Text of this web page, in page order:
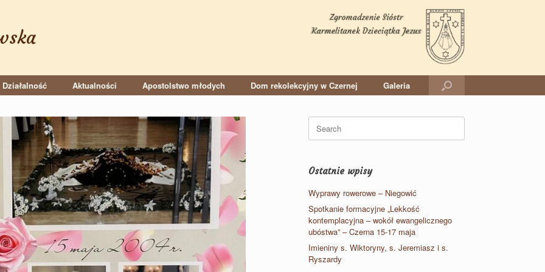
Działalność Aktualności Apostolstwo młodych Dom rekolekcyjny w Czernej Galeria
Search
for:
Ostatnie wpisy
Wyprawy rowerowe – Niegowić
Spotkanie formacyjne „Lekkość
kontemplacyjna – wokół ewangelicznego
ubóstwa” – Czerna 15-17 maja
Imieniny s. Wiktoryny, s. Jeremiasz i s.
Ryszardy